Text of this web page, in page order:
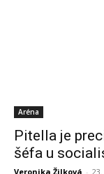
Aréna
Pitella je
šéfa u
Veronika Žilková -